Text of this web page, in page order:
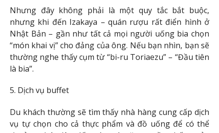
Nhưng đây không phải là một quy tắc bắt buộc,
nhưng khi đến Izakaya – quán rượu rất điển hình ở
Nhật Bản – gần như tất cả mọi người uống bia chọn
“món khai vị” cho đảng của ông. Nếu bạn nhìn, bạn sẽ
thường nghe thấy cụm từ “bi-ru Toriaezu” – “Đầu tiên
là bia”.
5. Dịch vụ buffet
Du khách thường sẽ tìm thấy nhà hàng cung cấp dịch
vụ tự chọn cho cả thực phẩm và đồ uống để có thể